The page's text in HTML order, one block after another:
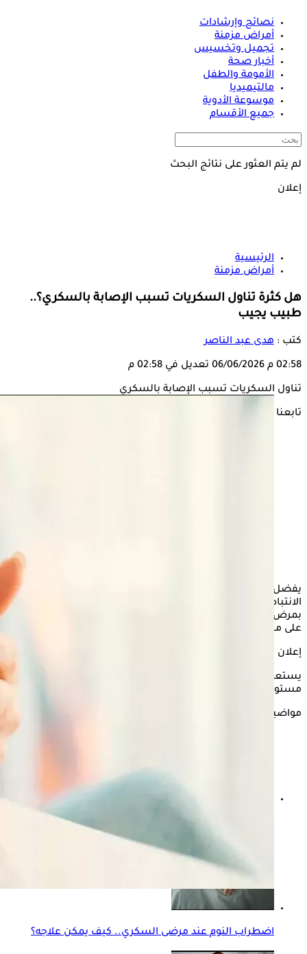
نصائح وإرشادات
أمراض مزمنة
تجميل وتخسيس
أخبار صحة
الأمومة والطفل
مالتيميديا
موسوعة الأدوية
جميع الأقسام
لم يتم العثور على نتائج البحث
إعلان
الرئيسية
أمراض مزمنة
هل كثرة تناول السكريات تسبب الإصابة بالسكري؟..
طبيب يجيب
كتب : هدى عبد الناصر
02:58 م 06/06/2026 تعديل في 02:58 م
تناول السكريات تسبب الإصابة بالسكري
تابعنا على
يفضل بعض الأشخاص تناول كمية كبيرة من
الانتباه إلى أي مخاطر صحية يمكن التعرض لها بما في ذلك الإصابة
بمرض السكري، مما يستوجب
على مستويات السكر في الدم.
إعلان
يستعرض "الكونسلتو" في التقرير التالي تأثير تناول السكريات على
مستويات السكر في الدم وفقًا لما ذكره موقع "healthline".
مواضيع ذات صلة
اضطراب النوم عند مرضى السكري.. كيف يمكن علاجه؟